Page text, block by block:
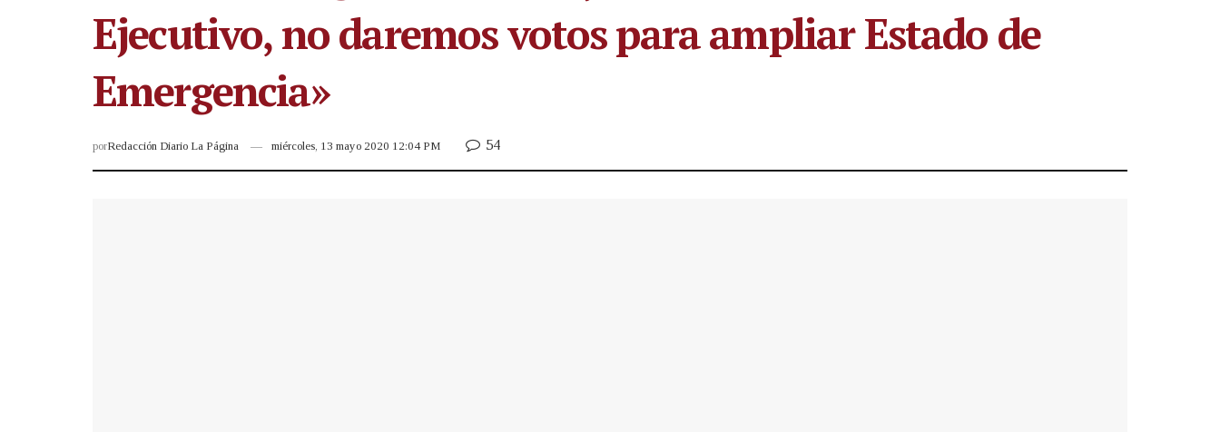
Ejecutivo, no daremos votos para ampliar Estado de
Emergencia»
porRedacción Diario La Página miércoles, 13 mayo 2020 12:04 PM 54